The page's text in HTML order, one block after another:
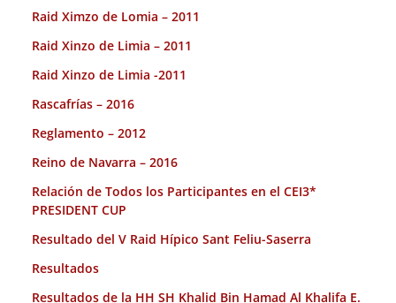
Raid Ximzo de Lomia – 2011
Raid Xinzo de Limia – 2011
Raid Xinzo de Limia -2011
Rascafrías – 2016
Reglamento – 2012
Reino de Navarra – 2016
Relación de Todos los Participantes en el CEI3*
PRESIDENT CUP
Resultado del V Raid Hípico Sant Feliu-Saserra
Resultados
Resultados de la HH SH Khalid Bin Hamad Al Khalifa E.